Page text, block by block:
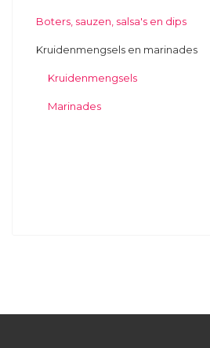
Boters, sauzen, salsa's en dips
Kruidenmengsels en marinades
Kruidenmengsels
Marinades